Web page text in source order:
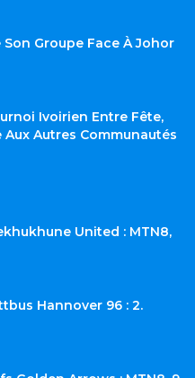
Groupe Face À Johor
Ivoirien Entre Fête,
Autres Communautés
United : MTN8,
Hannover 96 : 2.